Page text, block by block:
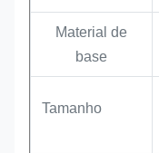
Material de
base
Tamanho